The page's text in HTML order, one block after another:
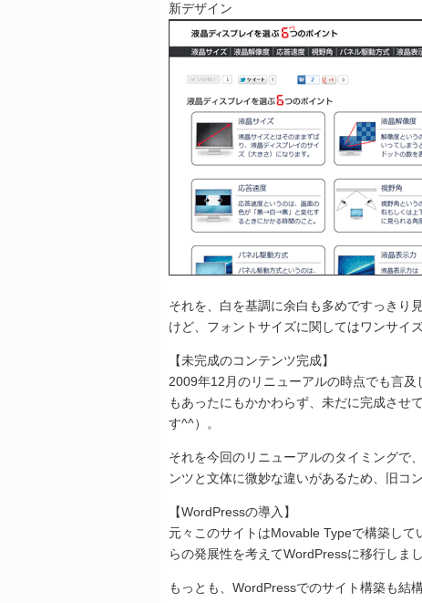
新デザイン
それを、白を基調に余白も多めですっきり
けど、フォントサイズに関してはワンサイ
【未完成のコンテンツ完成】
2009年12月のリニューアルの時点でも言
もあったにもかかわらず、未だに完成させ
す^^）。
それを今回のリニューアルのタイミングで
ンツと文体に微妙な違いがあるため、旧コ
【WordPressの導入】
元々このサイトはMovable Typeで構築し
らの発展性を考えてWordPressに移行しまし
もっとも、WordPressでのサイト構築も結